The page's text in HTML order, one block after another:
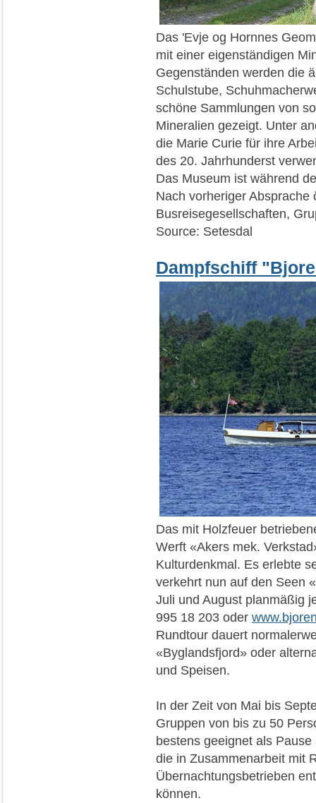
Das 'Evje og Hornnes
mit einer eigenständigen
Gegenständen werden die
Schulstube,
schöne Sammlungen von
Mineralien gezeigt. Unter
die Marie Curie für ihre
des 20. Jahrhunderst
Das Museum ist während
Nach vorheriger
Busreisegesellschaften,
Source: Setesdal
Dampfschiff
Das mit Holzfeuer
Werft «Akers mek.
Kulturdenkmal. Es erlebte
verkehrt nun auf den Seen
Juli und August planmäßig
995 18 203 oder
Rundtour dauert
«Byglandsfjord» oder
und Speisen.
In der Zeit von Mai bis
Gruppen von bis zu 50
bestens geeignet als
die in Zusammenarbeit mit
Übernachtungsbetrieben
können.